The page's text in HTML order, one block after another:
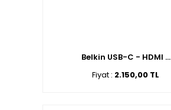
Belkin USB-C - HDMI ...
Fiyat : 2.150,00 TL